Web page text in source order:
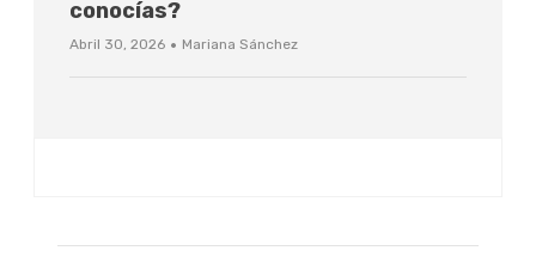
conocías?
Abril 30, 2026 · Mariana Sánchez